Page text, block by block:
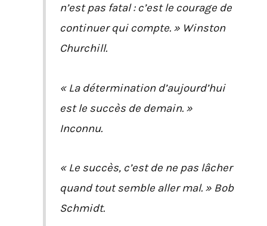
n’est pas fatal : c’est le courage de
continuer qui compte. » Winston
Churchill.
« La détermination d’aujourd’hui
est le succès de demain. »
Inconnu.
« Le succès, c’est de ne pas lâcher
quand tout semble aller mal. » Bob
Schmidt.